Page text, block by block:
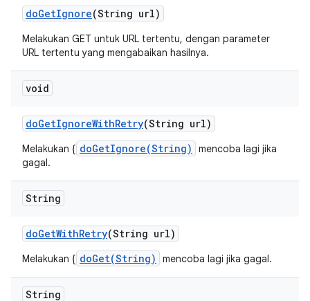
doGetIgnore(String url)
Melakukan GET untuk URL tertentu, dengan parameter
URL tertentu yang mengabaikan hasilnya.
void
doGetIgnoreWithRetry(String url)
Melakukan { doGetIgnore(String)
mencoba lagi jika
gagal.
String
doGetWithRetry(String url)
Melakukan { doGet(String) mencoba lagi jika gagal.
String